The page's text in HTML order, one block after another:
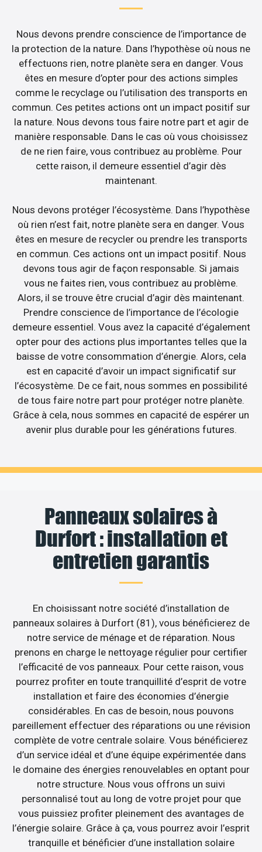
Nous devons prendre conscience de l’importance de
la protection de la nature. Dans l’hypothèse où nous ne
effectuons rien, notre planète sera en danger. Vous
êtes en mesure d’opter pour des actions simples
comme le recyclage ou l’utilisation des transports en
commun. Ces petites actions ont un impact positif sur
la nature. Nous devons tous faire notre part et agir de
manière responsable. Dans le cas où vous choisissez
de ne rien faire, vous contribuez au problème. Pour
cette raison, il demeure essentiel d’agir dès
maintenant.
Nous devons protéger l’écosystème. Dans l’hypothèse
où rien n’est fait, notre planète sera en danger. Vous
êtes en mesure de recycler ou prendre les transports
en commun. Ces actions ont un impact positif. Nous
devons tous agir de façon responsable. Si jamais
vous ne faites rien, vous contribuez au problème.
Alors, il se trouve être crucial d’agir dès maintenant.
Prendre conscience de l’importance de l’écologie
demeure essentiel. Vous avez la capacité d’également
opter pour des actions plus importantes telles que la
baisse de votre consommation d’énergie. Alors, cela
est en capacité d’avoir un impact significatif sur
l’écosystème. De ce fait, nous sommes en possibilité
de tous faire notre part pour protéger notre planète.
Grâce à cela, nous sommes en capacité de espérer un
avenir plus durable pour les générations futures.
Panneaux solaires à
Durfort : installation et
entretien garantis
En choisissant notre société d’installation de
panneaux solaires à Durfort (81), vous bénéficierez de
notre service de ménage et de réparation. Nous
prenons en charge le nettoyage régulier pour certifier
l’efficacité de vos panneaux. Pour cette raison, vous
pourrez profiter en toute tranquillité d’esprit de votre
installation et faire des économies d’énergie
considérables. En cas de besoin, nous pouvons
pareillement effectuer des réparations ou une révision
complète de votre centrale solaire. Vous bénéficierez
d’un service idéal et d’une équipe expérimentée dans
le domaine des énergies renouvelables en optant pour
notre structure. Nous vous offrons un suivi
personnalisé tout au long de votre projet pour que
vous puissiez profiter pleinement des avantages de
l’énergie solaire. Grâce à ça, vous pourrez avoir l’esprit
tranquille et bénéficier d’une installation solaire